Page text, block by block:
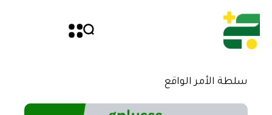
سلطة الأمر الواقع